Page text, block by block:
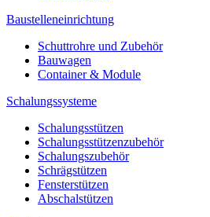
Baustelleneinrichtung
Schuttrohre und Zubehör
Bauwagen
Container & Module
Schalungssysteme
Schalungsstützen
Schalungsstützenzubehör
Schalungszubehör
Schrägstützen
Fensterstützen
Abschalstützen